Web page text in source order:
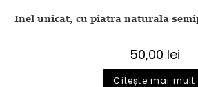
Inel unicat, cu piatra naturala
50,00 lei
Citește mai mult